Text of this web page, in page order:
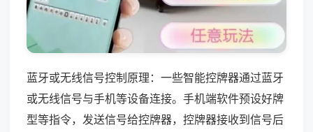
蓝牙或无线信号控制原理：一些智能控牌器通过蓝牙
或无线信号与手机等设备连接。手机端软件预设好牌
型等指令，发送信号给控牌器，控牌器接收到信号后